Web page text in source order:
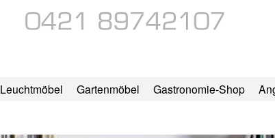
Leuchtmöbel Gartenmöbel Gastronomie-Shop